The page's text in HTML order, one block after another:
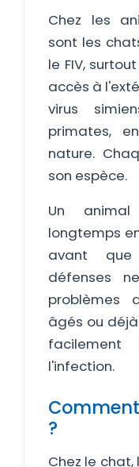
Chez les
sont les
le FIV,
accès à
virus
primates,
nature.
son espèce.
Un
longtemps
avant que
défenses
problèmes
âgés ou
facilement
l'infection.
?
Chez le